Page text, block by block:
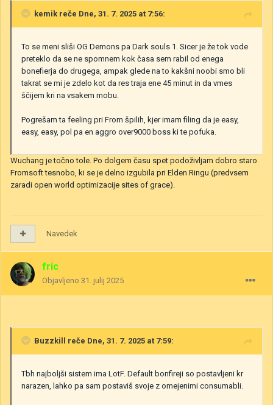
kemik reče Dne, 31. 7. 2025 at 7:56:
To se meni sliši OG Demons pa Dark souls 1. Sicer je že tok vode
preteklo da se ne spomnem kok časa sem rabil od enega
bonefierja do drugega, ampak glede na to kakšni noobi smo bli
takrat se mi je zdelo kot da res traja ene 45 minut in da vmes
ščijem kri na vsakem mobu.
Pogrešam ta feeling pri From špilih, kjer imam filing da je easy,
easy, easy, pol pa en aggro over9000 boss ki te pofuka.
Wuchang je točno tole. Po dolgem času spet podoživljam dobro staro
Fromsoft tesnobo, ki se je delno izgubila pri Elden Ringu (predvsem
zaradi open world optimizacije sites of grace).
Navedek
fric
Objavljeno 31. julij 2025
Buzzkill reče Dne, 31. 7. 2025 at 7:59:
Tbh najboljši sistem ima LotF. Default bonfireji so postavljeni kr
narazen, lahko pa sam postaviš svoje z omejenimi consumabli.